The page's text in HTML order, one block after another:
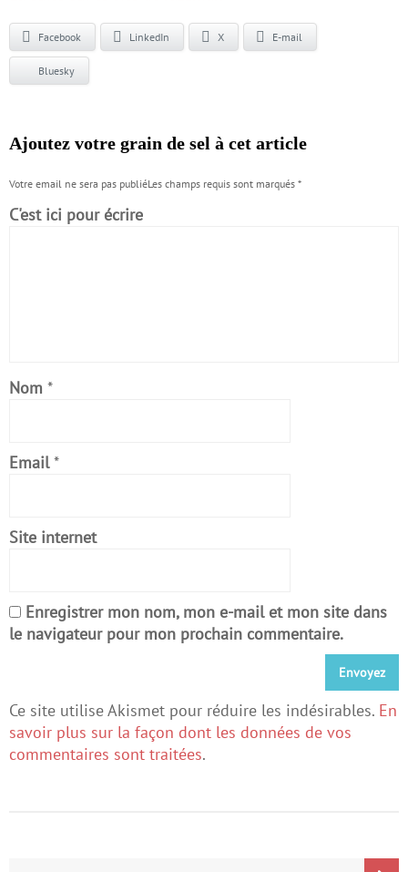
Facebook LinkedIn X E-mail
Bluesky
Ajoutez votre grain de sel à cet article
Votre email ne sera pas publiéLes champs requis sont marqués *
C'est ici pour écrire
Nom *
Email *
Site internet
Enregistrer mon nom, mon e-mail et mon site dans
le navigateur pour mon prochain commentaire.
Ce site utilise Akismet pour réduire les indésirables. En
savoir plus sur la façon dont les données de vos
commentaires sont traitées.